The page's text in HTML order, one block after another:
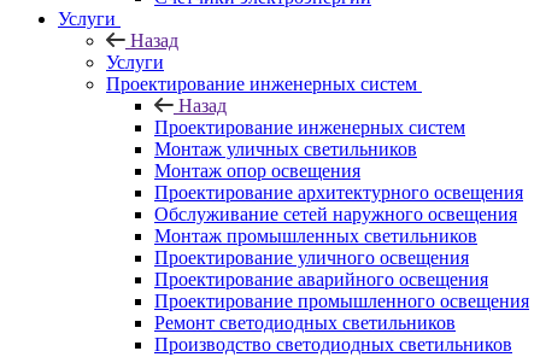
Услуги
Назад
Услуги
Проектирование инженерных систем
Назад
Проектирование инженерных систем
Монтаж уличных светильников
Монтаж опор освещения
Проектирование архитектурного освещения
Обслуживание сетей наружного освещения
Монтаж промышленных светильников
Проектирование уличного освещения
Проектирование аварийного освещения
Проектирование промышленного освещения
Ремонт светодиодных светильников
Производство светодиодных светильников